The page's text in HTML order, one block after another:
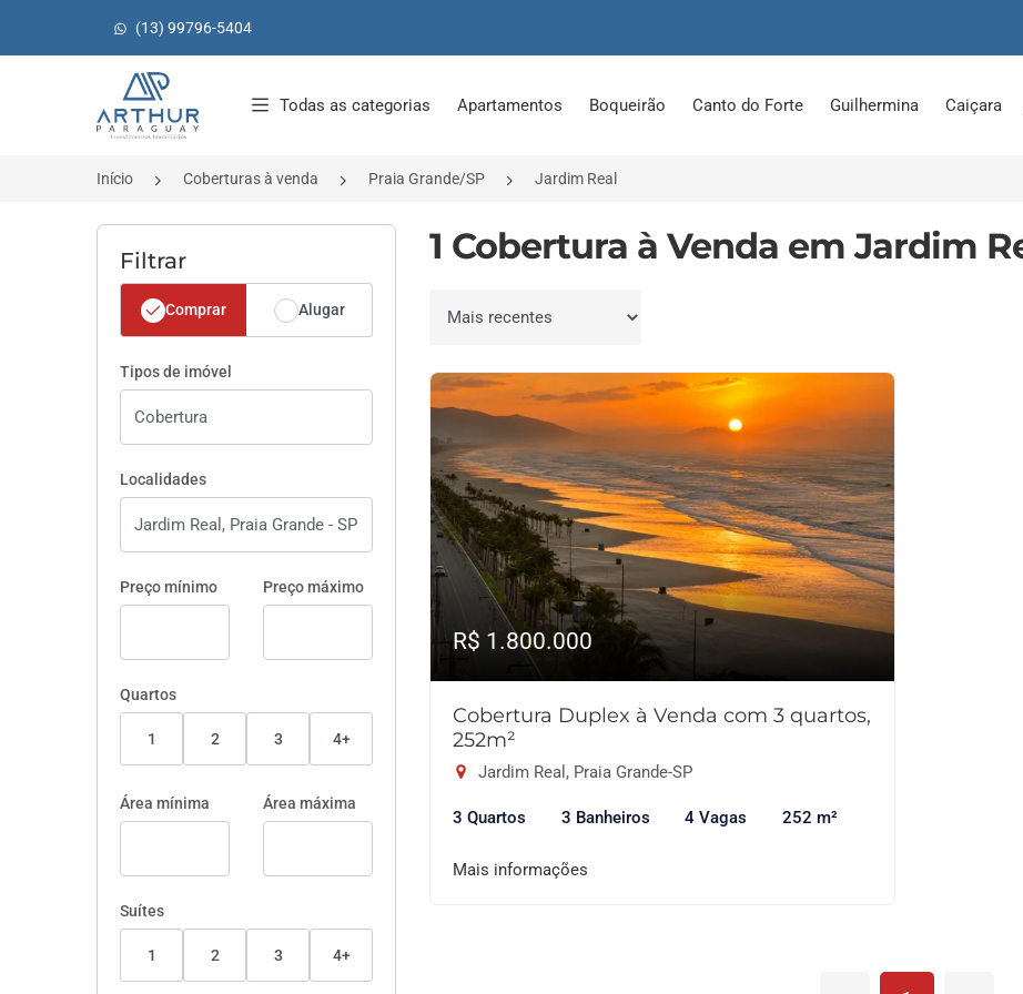
(13) 99796-5404
Página inicial
Todas as categorias Apartamentos Boqueirão Canto do Forte Guilhermina Caiçara
Início Coberturas à venda Praia Grande/SP Jardim Real
Filtrar
Comprar Alugar
Tipos de imóvel
Localidades
Preço mínimo Preço máximo
Quartos
1 2 3 4+
Área mínima Área máxima
Suítes
1 2 3 4+
1 Cobertura à Venda em Jardim
Ordenar por
R$ 1.800.000
Cobertura Duplex à Venda com 3 quartos,
252m²
Jardim Real, Praia Grande-SP
3 Quartos 3 Banheiros 4 Vagas 252 m²
Mais informações